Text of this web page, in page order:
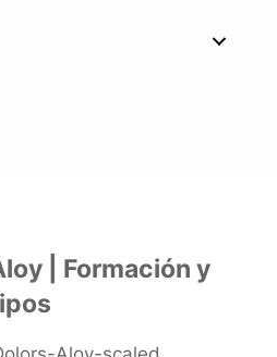
| Formación y